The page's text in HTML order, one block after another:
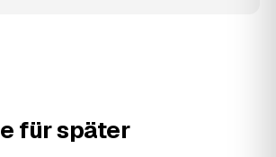
für später